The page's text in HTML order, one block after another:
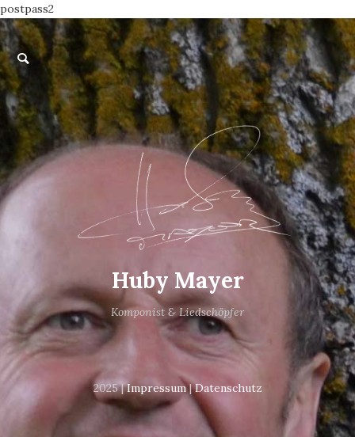
postpass2
Huby Mayer
Komponist & Liedschöpfer
2025 |Impressum|Datenschutz